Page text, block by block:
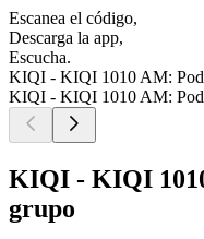
Escanea el código,
Descarga la app,
Escucha.
KIQI - KIQI 1010 AM:
KIQI - KIQI 1010 AM:
KIQI - KIQI
grupo